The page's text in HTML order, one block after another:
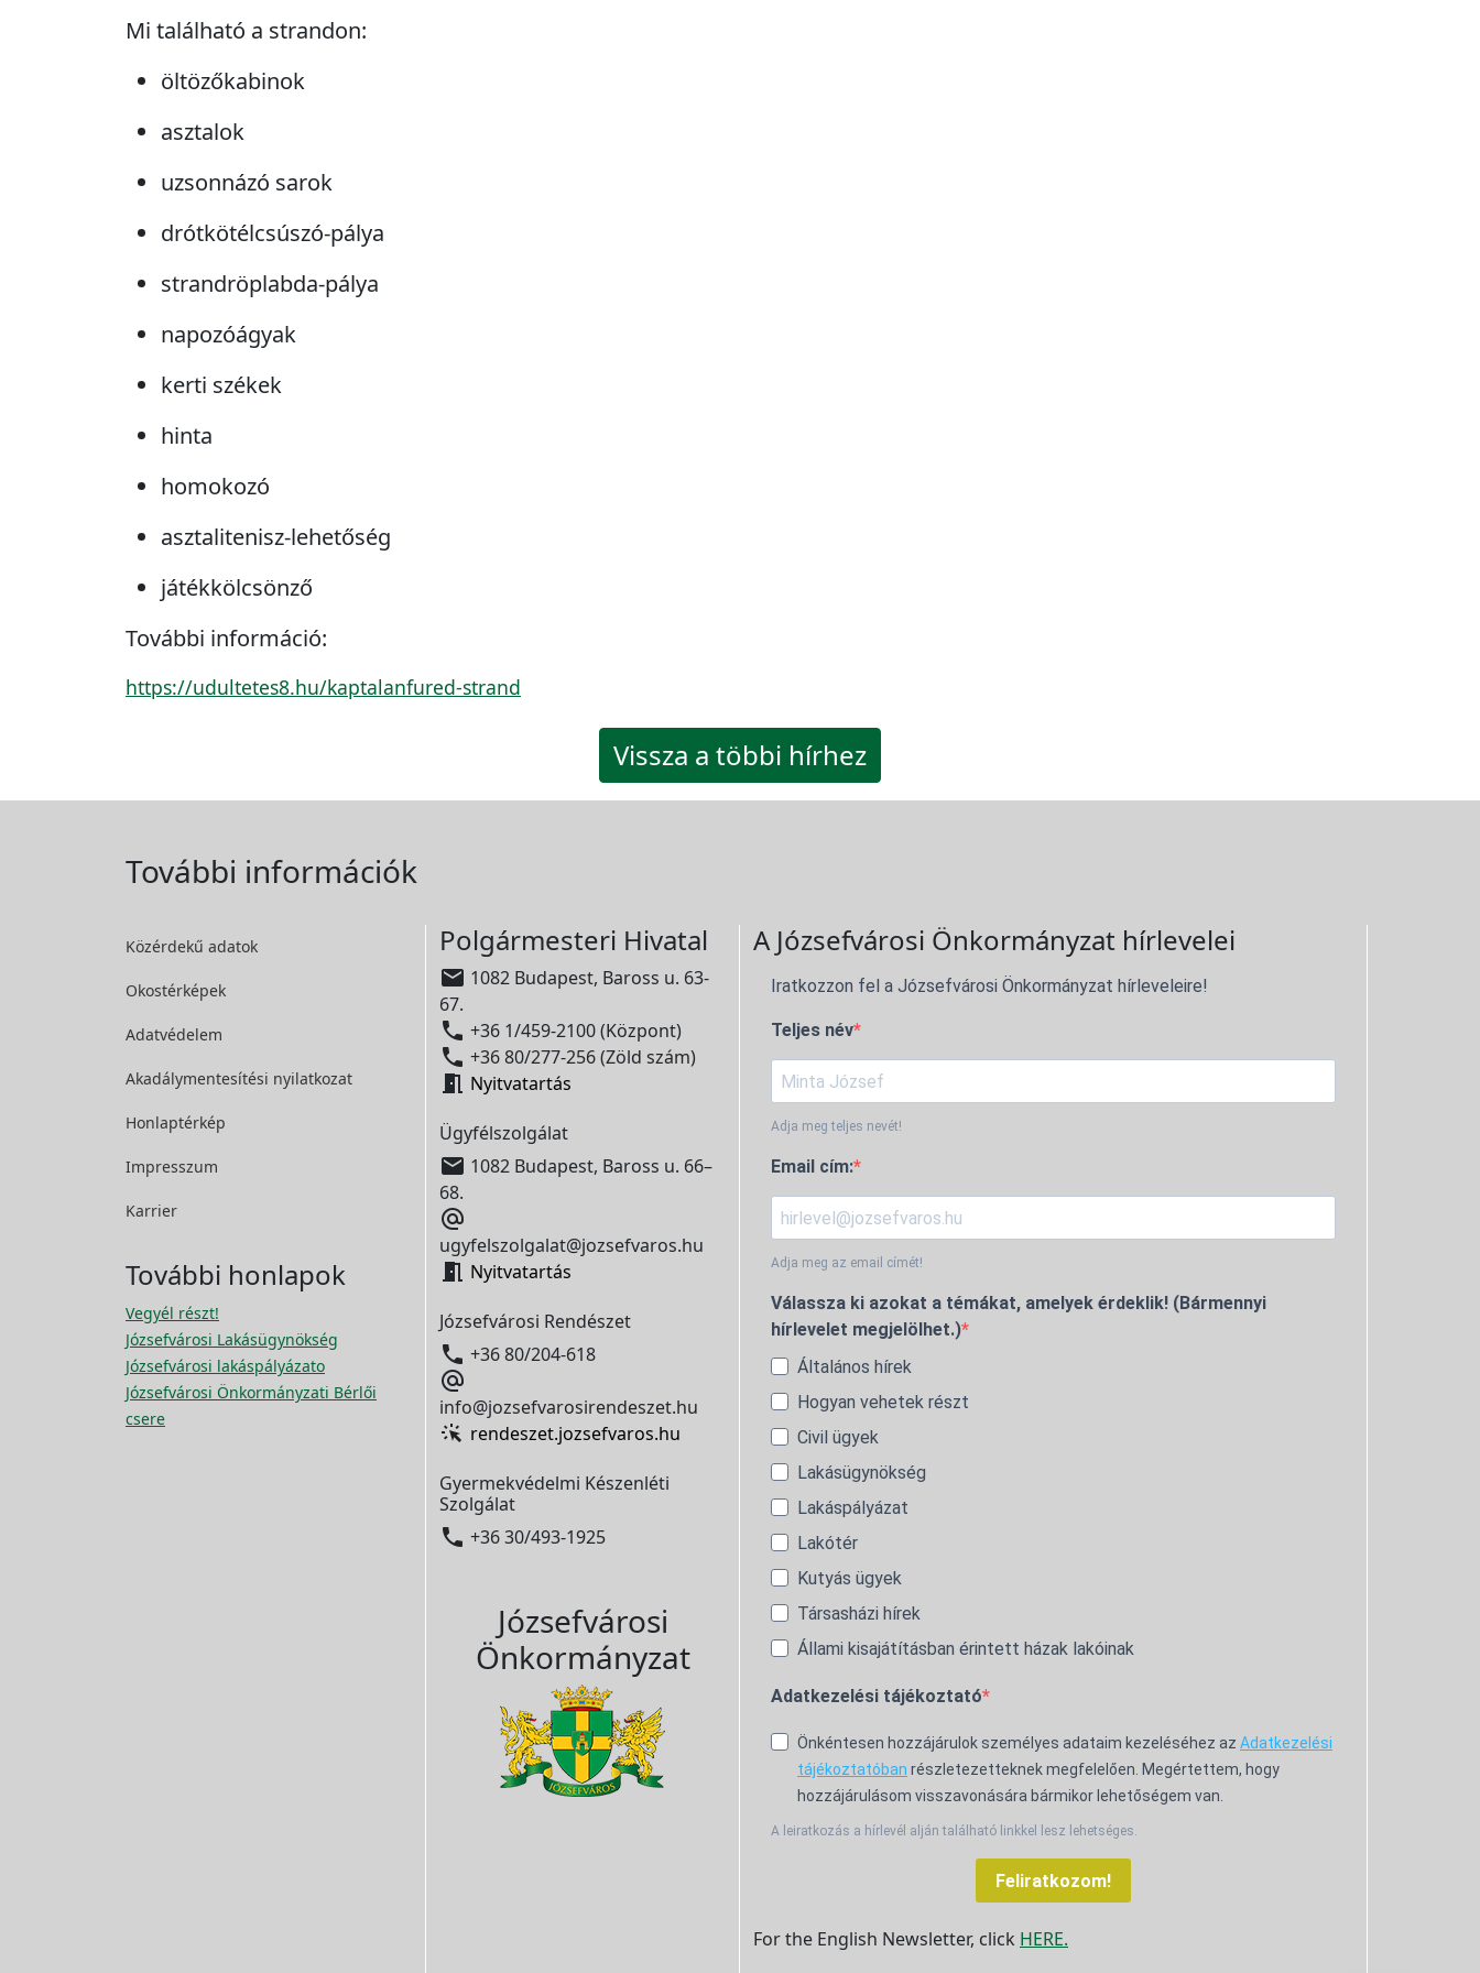
Mi található a strandon:
öltözőkabinok
asztalok
uzsonnázó sarok
drótkötélcsúszó-pálya
strandröplabda-pálya
napozóágyak
kerti székek
hinta
homokozó
asztalitenisz-lehetőség
játékkölcsönző
További információ:
https://udultetes8.hu/kaptalanfured-strand
Vissza a többi hírhez
További információk
Közérdekű adatok
Okostérképek
Adatvédelem
Akadálymentesítési nyilatkozat
Honlaptérkép
Impresszum
Karrier
További honlapok
Vegyél részt!
Józsefvárosi Lakásügynökség
Józsefvárosi lakáspályázato
Józsefvárosi Önkormányzati Bérlői
csere
Polgármesteri Hivatal
 1082 Budapest, Baross u. 63-
67.
 +36 1/459-2100 (Központ)
 +36 80/277-256 (Zöld szám)
 Nyitvatartás
Ügyfélszolgálat
 1082 Budapest, Baross u. 66–
68.

ugyfelszolgalat@jozsefvaros.hu
 Nyitvatartás
Józsefvárosi Rendészet
 +36 80/204-618

info@jozsefvarosirendeszet.hu
rendeszet.jozsefvaros.hu
Gyermekvédelmi Készenléti
Szolgálat
 +36 30/493-1925
Józsefvárosi
Önkormányzat
A Józsefvárosi Önkormányzat hírlevelei
Iratkozzon fel a Józsefvárosi Önkormányzat hírleveleire!
Teljes név
Adja meg teljes nevét!
Email cím:
Adja meg az email címét!
Válassza ki azokat a témákat, amelyek érdeklik! (Bármennyi
hírlevelet megjelölhet.)
Általános hírek
Hogyan vehetek részt
Civil ügyek
Lakásügynökség
Lakáspályázat
Lakótér
Kutyás ügyek
Társasházi hírek
Állami kisajátításban érintett házak lakóinak
Adatkezelési tájékoztató
Önkéntesen hozzájárulok személyes adataim kezeléséhez az Adatkezelési
tájékoztatóban részletezetteknek megfelelően. Megértettem, hogy
hozzájárulásom visszavonására bármikor lehetőségem van.
A leiratkozás a hírlevél alján található linkkel lesz lehetséges.
Feliratkozom!
For the English Newsletter, click HERE.